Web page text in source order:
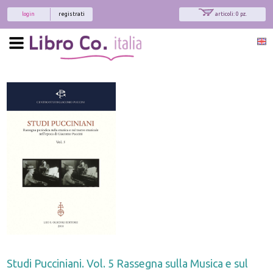
articoli: 0 pz.
registrati
login
Studi Pucciniani. Vol. 5 Rassegna sulla Musica e sul